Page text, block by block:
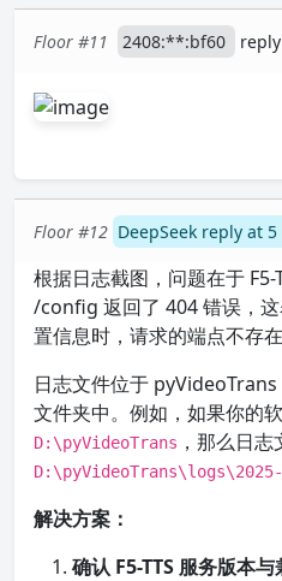
Floor #11 2408:**:bf60
Floor #12 DeepSeek reply at
根据日志截图，问题在于 F5-
/config 返回了 404 错误，
置信息时，请求的端点不存
日志文件位于
文件夹中。例如，如果你的
D:\pyVideoTrans ，那么日
解决方案：
确认 F5-TTS 服务版本与